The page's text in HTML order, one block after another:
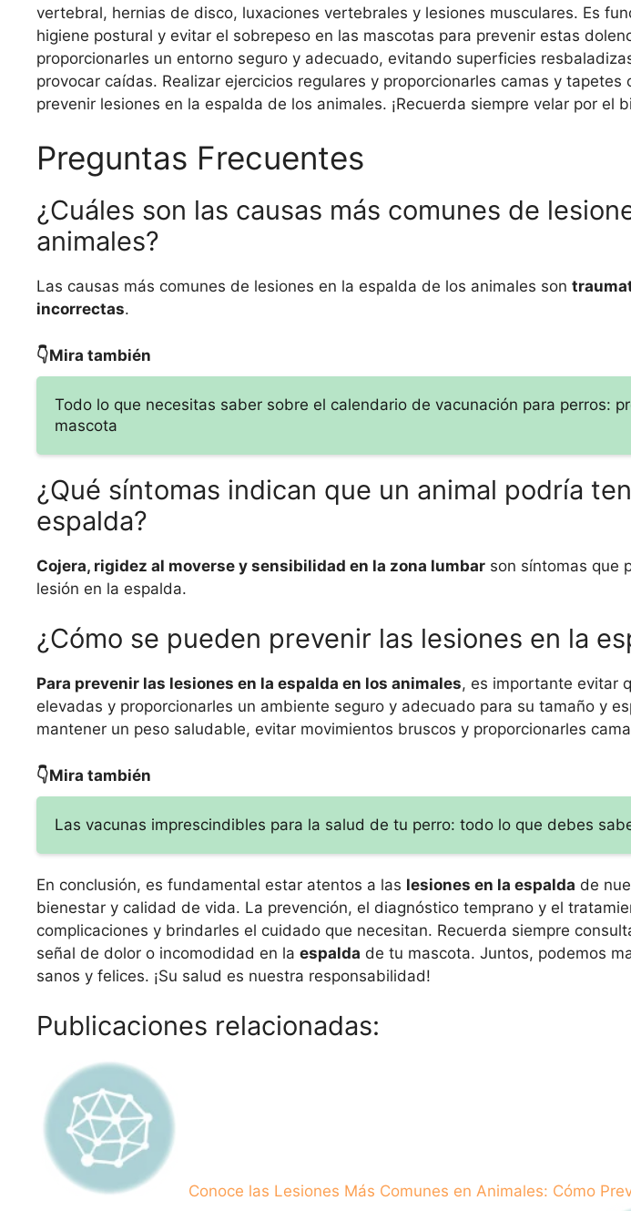
vertebral, hernias de disco, luxaciones vertebrales y lesiones musculares. Es
higiene postural y evitar el sobrepeso en las mascotas para prevenir estas
proporcionarles un entorno seguro y adecuado, evitando superficies
provocar caídas. Realizar ejercicios regulares y proporcionarles camas y
prevenir lesiones en la espalda de los animales. ¡Recuerda siempre velar por el
Preguntas Frecuentes
¿Cuáles son las causas más comunes de
animales?
Las causas más comunes de lesiones en la espalda de los animales son
incorrectas.
👇Mira también
Todo lo que necesitas saber sobre el calendario de vacunación para perros:
mascota
¿Qué síntomas indican que un animal podría
espalda?
Cojera, rigidez al moverse y sensibilidad en la zona lumbar son síntomas que
lesión en la espalda.
¿Cómo se pueden prevenir las lesiones en la
Para prevenir las lesiones en la espalda en los animales, es importante evitar
elevadas y proporcionarles un ambiente seguro y adecuado para su tamaño y
mantener un peso saludable, evitar movimientos bruscos y proporcionarles
👇Mira también
Las vacunas imprescindibles para la salud de tu perro: todo lo que debes
En conclusión, es fundamental estar atentos a las lesiones en la espalda de
bienestar y calidad de vida. La prevención, el diagnóstico temprano y el
complicaciones y brindarles el cuidado que necesitan. Recuerda siempre
señal de dolor o incomodidad en la espalda de tu mascota. Juntos, podemos
sanos y felices. ¡Su salud es nuestra responsabilidad!
Publicaciones relacionadas:
Conoce las Lesiones Más Comunes en Animales: Cómo